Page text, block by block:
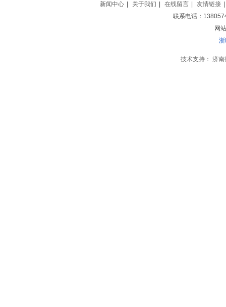
新闻中心 关于我们 在线留言 友情链接
联系电话：
网
技术支持： 济南